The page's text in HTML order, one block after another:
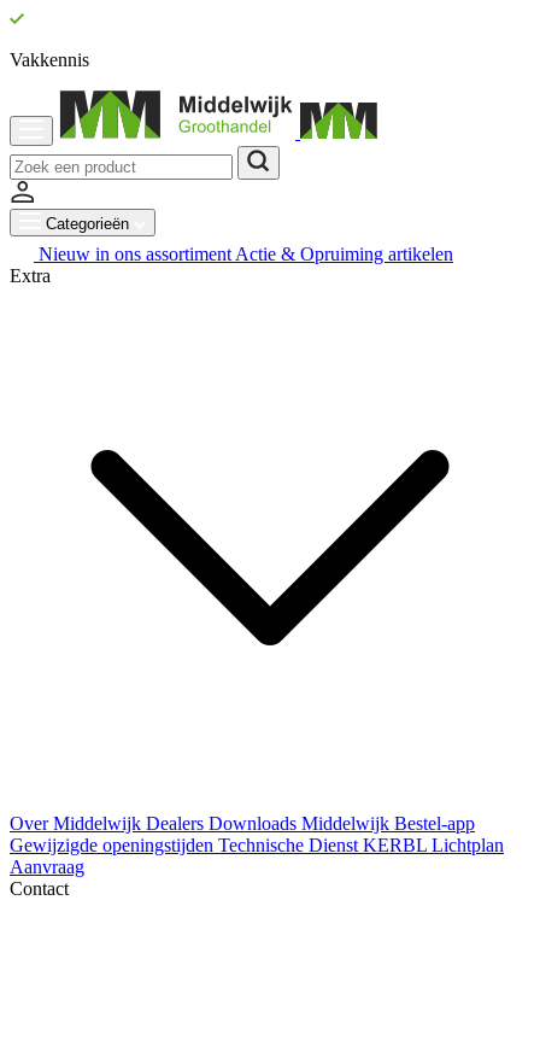
Vakkennis
Categorieën
Nieuw in ons assortiment Actie & Opruiming artikelen
Extra
Over Middelwijk Dealers Downloads Middelwijk Bestel-app
Gewijzigde openingstijden Technische Dienst KERBL Lichtplan
Aanvraag
Contact